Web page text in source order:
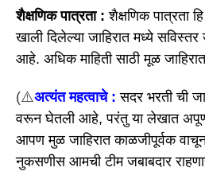
शैक्षणिक पात्रता :शैक्षणिक पात्रता
खाली दिलेल्या जाहिरात मध्ये
आहे. अधिक माहिती साठी मूळ
(⚠️अत्यंत महत्वाचे : सदर भरती ची
वरून घेतली आहे, परंतु या लेखात
आपण मुळ जाहिरात काळजीपूर्वक वाचून
नुकसणीस आमची टीम जबाबदार